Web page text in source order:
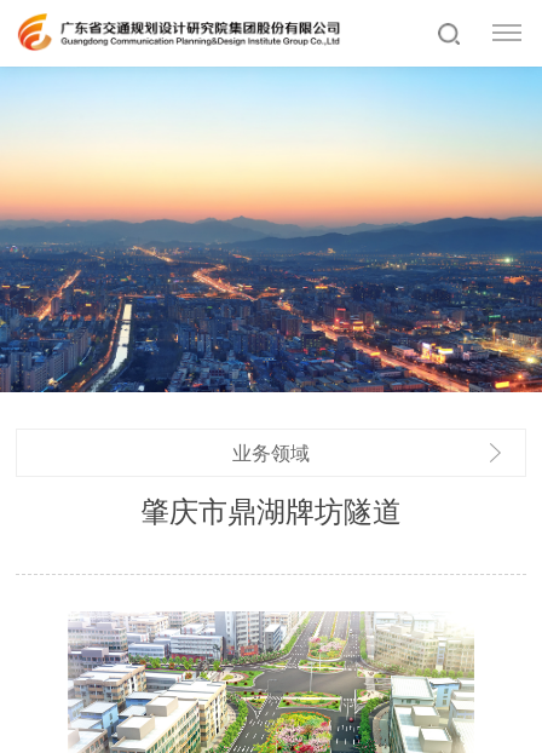
业务领域
肇庆市鼎湖牌坊隧道